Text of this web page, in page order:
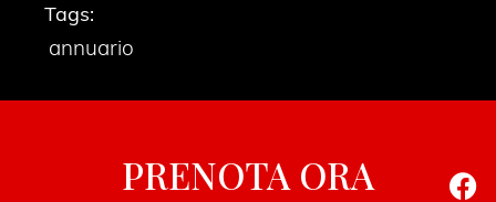
Tags:
annuario
PRENOTA ORA